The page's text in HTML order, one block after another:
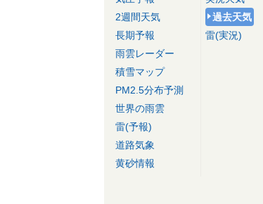
2週間天気
長期予報
雨雲レーダー
積雪マップ
PM2.5分布予測
世界の雨雲
雷(予報)
道路気象
黄砂情報
過去天気
雷(実況)